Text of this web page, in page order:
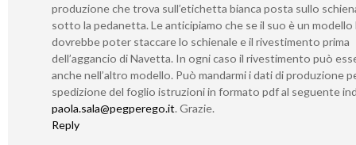
produzione che trova sull’etichetta bianca posta sullo
sotto la pedanetta. Le anticipiamo che se il suo è un modello
dovrebbe poter staccare lo schienale e il rivestimento prima
dell’aggancio di Navetta. In ogni caso il rivestimento può
anche nell’altro modello. Può mandarmi i dati di produzione
spedizione del foglio istruzioni in formato pdf al seguente
paola.sala@pegperego.it. Grazie.
Reply